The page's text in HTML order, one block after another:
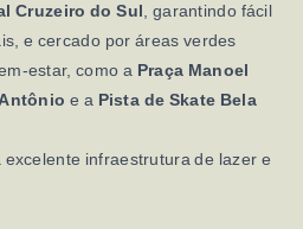
Cruzeiro do Sul , garantindo fácil
e cercado por áreas verdes
estar, como a Praça Manoel
e a Pista de Skate Bela
infraestrutura de lazer e